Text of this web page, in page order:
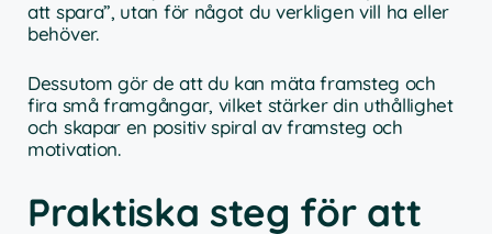
att spara”, utan för något du verkligen vill ha eller
behöver.
Dessutom gör de att du kan mäta framsteg och
fira små framgångar, vilket stärker din uthållighet
och skapar en positiv spiral av framsteg och
motivation.
Praktiska steg för att